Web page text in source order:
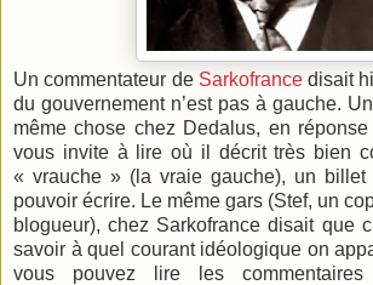
Un commentateur de Sarkofrancedisait
du gouvernement n’est pas à gauche.
même chose chez Dedalus, en réponse
vous invite à lire où il décrit très bien
« vrauche » (la vraie gauche), un billet
pouvoir écrire. Le même gars (Stef, un
blogueur), chez Sarkofrance disait que
savoir à quel courant idéologique on
vous pouvez lire les